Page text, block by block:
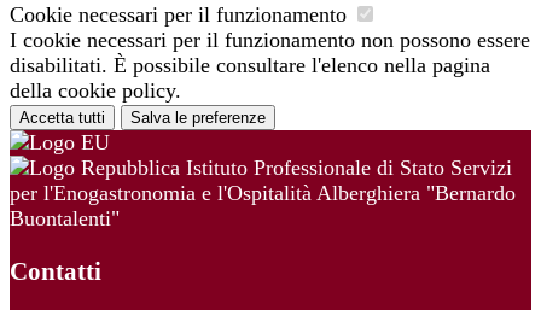
Cookie necessari per il funzionamento
I cookie necessari per il funzionamento non possono essere
disabilitati. È possibile consultare l'elenco nella pagina
della cookie policy.
Accetta tutti Salva le preferenze
Istituto Professionale di Stato Servizi
per l'Enogastronomia e l'Ospitalità Alberghiera "Bernardo
Buontalenti"
Contatti